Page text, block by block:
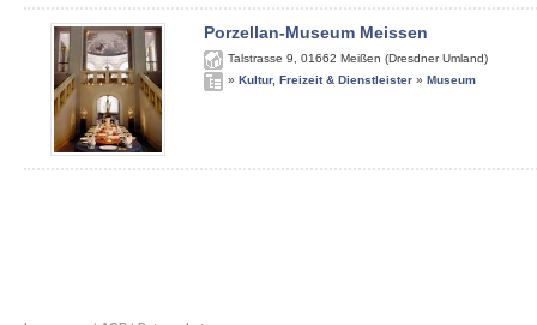
Porzellan-Museum Meissen
Talstrasse 9 01662 Meißen (Dresdner Umland)
» Kultur, Freizeit & Dienstleister » Museum